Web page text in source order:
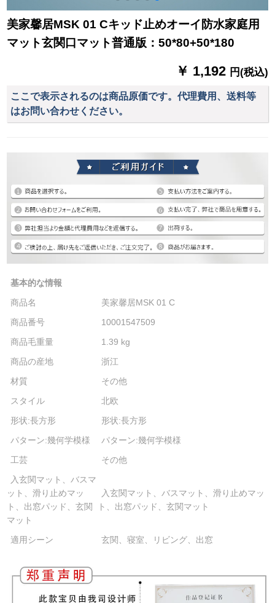
美家馨居MSK 01 Cキッド止めオーイ防水家庭用
マット玄関口マット普通版：50*80+50*180
￥ 1,192 円(税込)
ここで表示されるのは商品原価です。代理費用、送料等
はお問い合わせください。
基本的な情報
商品名
美家馨居MSK 01 C
商品番号
10001547509
商品毛重量
1.39 kg
商品の産地
浙江
材質
その他
スタイル
北欧
形状:長方形
形状:長方形
パターン:幾何学模様
パターン:幾何学模様
工芸
その他
入玄関マット、バスマ
ット、滑り止めマッ
ト、出窓パッド、玄関
マット
入玄関マット、バスマット、滑り止めマッ
ト、出窓パッド、玄関マット
適用シーン 玄関、寝室、リビング、出窓